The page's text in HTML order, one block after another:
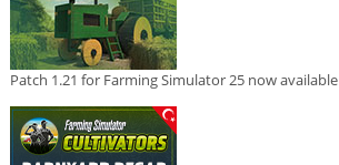
Patch 1.21 for Farming Simulator 25 now available